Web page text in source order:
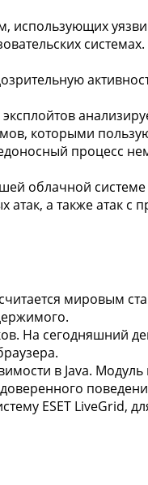
использующих
системах.
которыми
процесс
облачной системе
атак, а также атак с
мировым
На сегодняшний
в Java.
ESET LiveGrid,